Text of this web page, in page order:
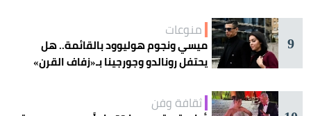
9
منوعات
ميسي ونجوم هوليوود بالقائمة.. هل
يحتفل رونالدو وجورجينا بـ«زفاف القرن»
ثقافة وفن